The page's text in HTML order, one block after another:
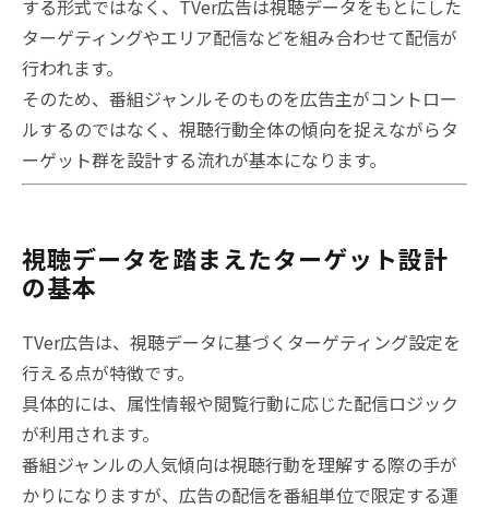
する形式ではなく、TVer広告は視聴データをもとにした
ターゲティングやエリア配信などを組み合わせて配信が
行われます。
そのため、番組ジャンルそのものを広告主がコントロー
ルするのではなく、視聴行動全体の傾向を捉えながらタ
ーゲット群を設計する流れが基本になります。
視聴データを踏まえたターゲット設計
の基本
TVer広告は、視聴データに基づくターゲティング設定を
行える点が特徴です。
具体的には、属性情報や閲覧行動に応じた配信ロジック
が利用されます。
番組ジャンルの人気傾向は視聴行動を理解する際の手が
かりになりますが、広告の配信を番組単位で限定する運